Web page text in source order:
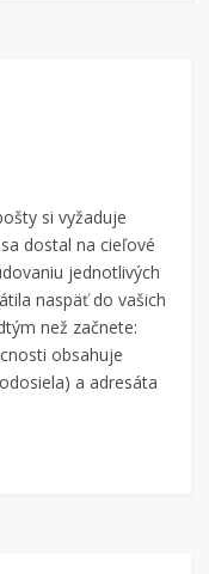
si vyžaduje
dostal na cieľové
jednotlivých
naspäť do vašich
než začnete:
obsahuje
a adresáta